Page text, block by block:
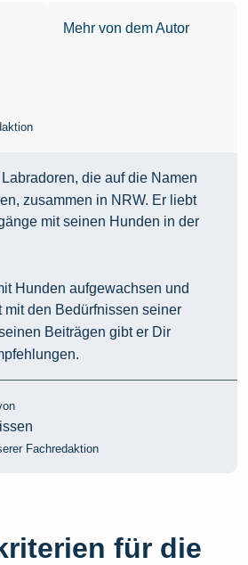
Mehr von dem Autor
die auf die Namen
zusammen in NRW. Er liebt
mit seinen Hunden in der
Hunden aufgewachsen und
mit den Bedürfnissen seiner
Beiträgen gibt er Dir
Fachredaktion
für die